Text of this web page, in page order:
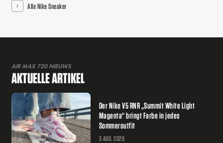
Alle Nike Sneaker
AIR MAX 720 NIEUWS
AKTUELLE ARTIKEL
Der Nike V5 RNR „Summit White Light
Magenta“ bringt Farbe in jedes
Sommeroutfit
3 AUG. 2026